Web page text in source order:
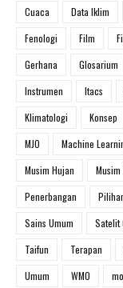
Cuaca
Data Iklim
Fenologi
Film
Gerhana
Glosarium
Instrumen
Itacs
Klimatologi
Konsep
MJO
Machine
Musim Hujan
Musim
Penerbangan
Sains Umum
Satelit
Taifun
Terapan
Umum
WMO